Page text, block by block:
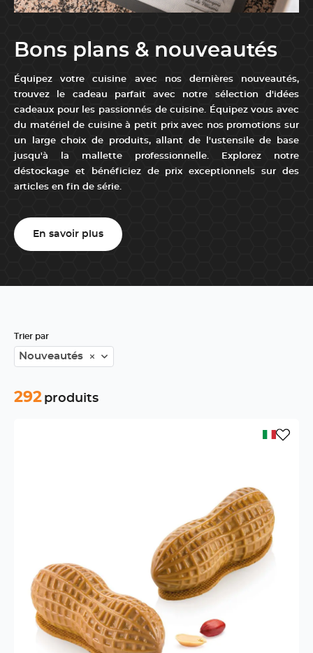
Bons plans & nouveautés
Équipez votre cuisine avec nos dernières nouveautés,
trouvez le cadeau parfait avec notre sélection d'idées
cadeaux pour les passionnés de cuisine. Équipez vous avec
du matériel de cuisine à petit prix avec nos promotions sur
un large choix de produits, allant de l'ustensile de base
jusqu'à la mallette professionnelle. Explorez notre
déstockage et bénéficiez de prix exceptionnels sur des
articles en fin de série.
En savoir plus
292 produits
Trier par
Nouveautés